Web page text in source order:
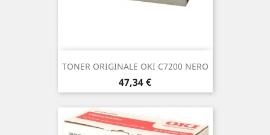
TONER ORIGINALE OKI C7200 NERO
Prezzo
47,34 €